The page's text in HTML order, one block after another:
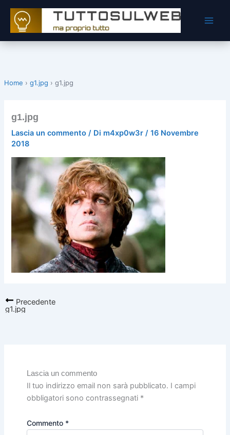
contenuto
Home › g1.jpg › g1.jpg
g1.jpg
Lascia un commento / Di m4xp0w3r/16 Novembre
2018
Precedente
g1.jpg
Lascia un commento
Il tuo indirizzo email non sarà pubblicato. I campi
obbligatori sono contrassegnati *
Commento *